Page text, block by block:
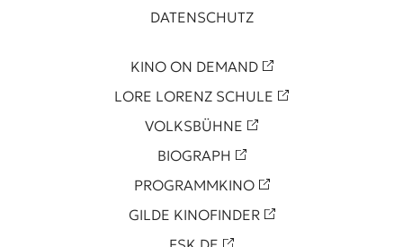
DATENSCHUTZ
KINO ON DEMAND
LORE LORENZ SCHULE
VOLKSBÜHNE
BIOGRAPH
PROGRAMMKINO
GILDE KINOFINDER